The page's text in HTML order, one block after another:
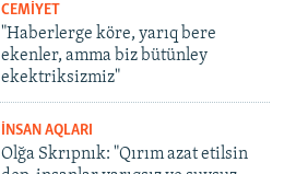
CEMİYET
"Haberlerge köre, yarıq bere
ekenler, amma biz bütünley
ekektriksizmiz"
İNSAN AQLARI
Olğa Skrıpnık: "Qırım azat etilsin